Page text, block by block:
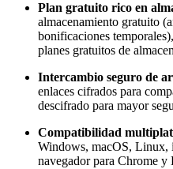
Plan gratuito rico en
almacenamiento gratuito
bonificaciones
planes gratuitos de
Intercambio seguro de
enlaces cifrados para
descifrado para mayor
Compatibilidad
Windows, macOS, Linux,
navegador para Chrome y